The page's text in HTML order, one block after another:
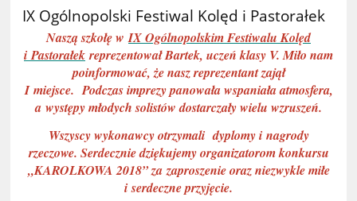
IX Ogólnopolski Festiwal Kolęd i Pastorałek
Naszą szkołę wIX Ogólnopolskim Festiwalu Kolęd
i Pastorałekreprezentował Bartek, uczeń klasy V. Miło nam
poinformować, że nasz reprezentant zajął
I miejsce. Podczas imprezy panowała wspaniała atmosfera,
a występy młodych solistów dostarczały wielu wzruszeń.
Wszyscy wykonawcy otrzymali dyplomy i nagrody
rzeczowe. Serdecznie dziękujemy organizatorom konkursu
„KAROLKOWA 2018” za zaproszenie oraz niezwykle miłe
i serdeczne przyjęcie.